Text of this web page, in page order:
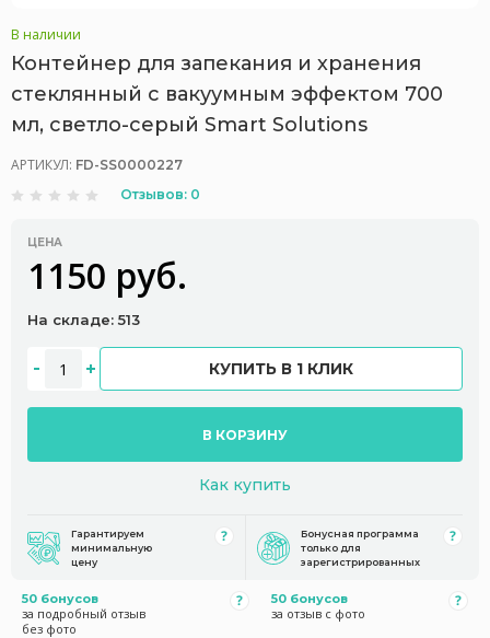
В наличии
Контейнер для запекания и хранения
стеклянный с вакуумным эффектом 700
мл, светло-серый Smart Solutions
АРТИКУЛ: FD-SS0000227
Отзывов: 0
ЦЕНА
1150 руб.
На складе: 513
КУПИТЬ В 1 КЛИК
В КОРЗИНУ
Как купить
Гарантируем
минимальную
цену
Бонусная программа
только для
зарегистрированных
50 бонусов
за подробный отзыв
без фото
50 бонусов
за отзыв с фото